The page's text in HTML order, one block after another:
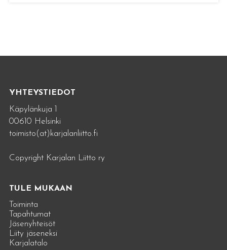
YHTEYSTIEDOT
Käpylänkuja 1
00610 Helsinki
toimisto(at)karjalanliitto.fi
Copyright Karjalan Liitto ry
TULE MUKAAN
Toiminta
Tapahtumat
Jäsenyhteisöt
Liity jäseneksi
Karjalatalo